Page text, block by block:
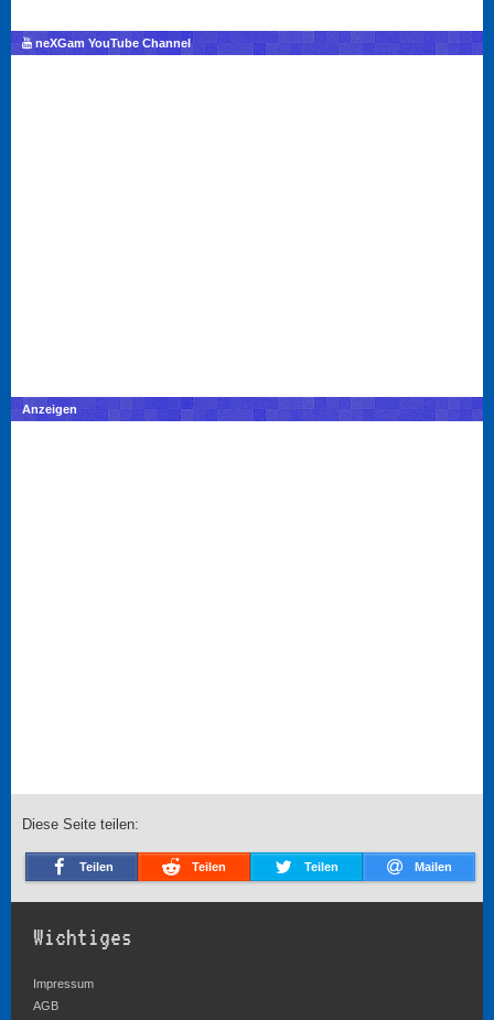
neXGam YouTube Channel
Anzeigen
Diese Seite teilen:
Teilen Teilen Teilen Mailen
Wichtiges
Impressum
AGB